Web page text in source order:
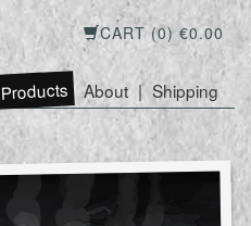
CART (0) €0.00
Products About | Shipping